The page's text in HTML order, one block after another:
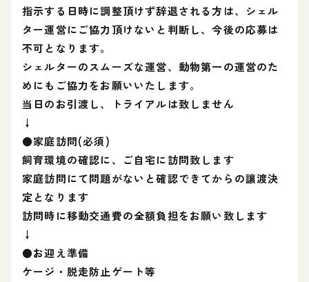
指示する日時に調整頂けず辞退される方は、シェル
ター運営にご協力頂けないと判断し、今後の応募は
不可となります。
シェルターのスムーズな運営、動物第一の運営のた
めにもご協力をお願いいたします。
当日のお引渡し、トライアルは致しません
↓
●家庭訪問(必須)
飼育環境の確認に、ご自宅に訪問致します
家庭訪問にて問題がないと確認できてからの讓渡決
定となります
訪問時に移動交通費の全額負担をお願い致します
↓
●お迎え準備
ケージ・脱走防止ゲート等